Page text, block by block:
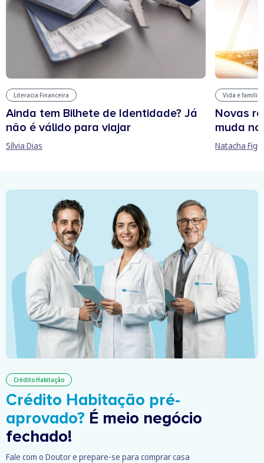
Literacia Financeira
Ainda tem Bilhete de Identidade? Já
não é válido para viajar
Sílvia Dias
Vida e família
Novas
muda
Natacha
Crédito Habitação
Crédito Habitação pré-
aprovado? É meio negócio
fechado!
Fale com o Doutor e prepare-se para comprar casa